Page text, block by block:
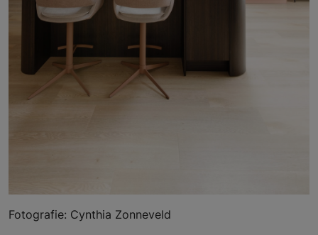
Fotografie: Cynthia Zonneveld